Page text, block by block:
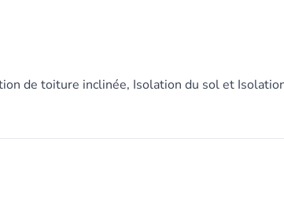
de toiture inclinée, Isolation du sol et